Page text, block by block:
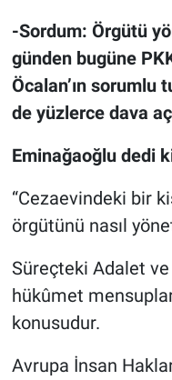
-Sordum: Örgütü
günden bugüne
Öcalan’ın sorumlu
de yüzlerce dava
Eminağaoğlu dedi
“Cezaevindeki bir
örgütünü nasıl
Süreçteki Adalet
hükûmet
konusudur.
Avrupa İnsan